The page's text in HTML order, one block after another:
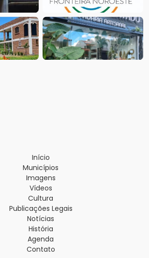
Início
Municípios
Imagens
Vídeos
Cultura
Publicações Legais
Notícias
História
Agenda
Contato